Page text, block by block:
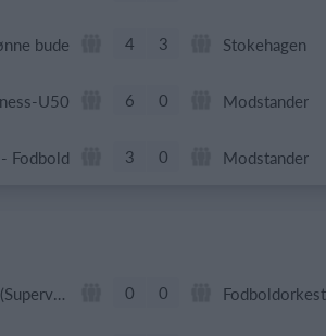
bude 4 3 Stokehagen
U50 6 0 Modstander
Fodbold 3 0 Modstander
FC Internationale (Superveteran) 0 0